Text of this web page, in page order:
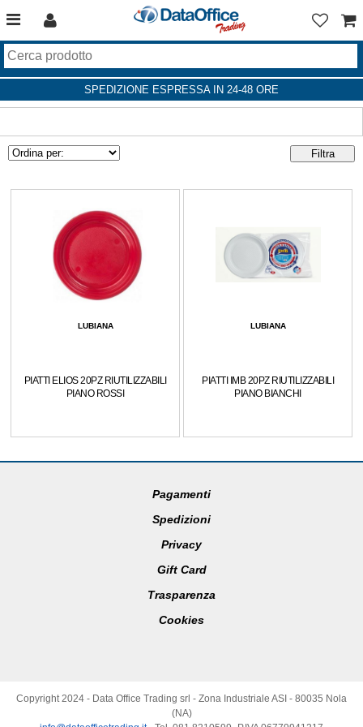
SPEDIZIONE ESPRESSA IN 24-48 ORE
LUBIANA
PIATTI ELIOS 20PZ RIUTILIZZABILI
PIANO ROSSI
LUBIANA
PIATTI IMB 20PZ RIUTILIZZABILI
PIANO BIANCHI
Pagamenti
Spedizioni
Privacy
Gift Card
Trasparenza
Cookies
Copyright 2024 - Data Office Trading srl - Zona Industriale ASI - 80035 Nola
(NA)